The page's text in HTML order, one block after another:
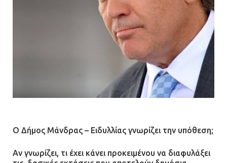
Ο Δήμος Μάνδρας – Ειδυλλίας γνωρίζει την υπόθεση;
Αν γνωρίζει, τι έχει κάνει προκειμένου να διαφυλάξει